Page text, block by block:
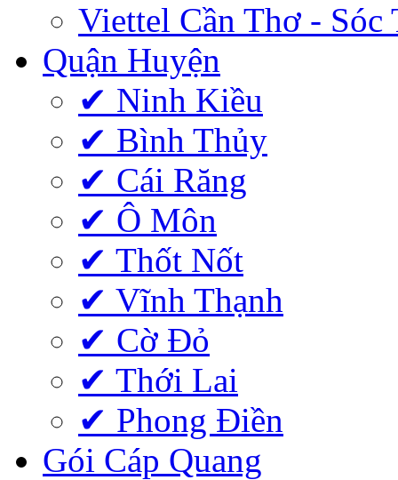
Viettel Cần Thơ - Sóc
Quận Huyện
✔ Ninh Kiều
✔ Bình Thủy
✔ Cái Răng
✔ Ô Môn
✔ Thốt Nốt
✔ Vĩnh Thạnh
✔ Cờ Đỏ
✔ Thới Lai
✔ Phong Điền
Gói Cáp Quang